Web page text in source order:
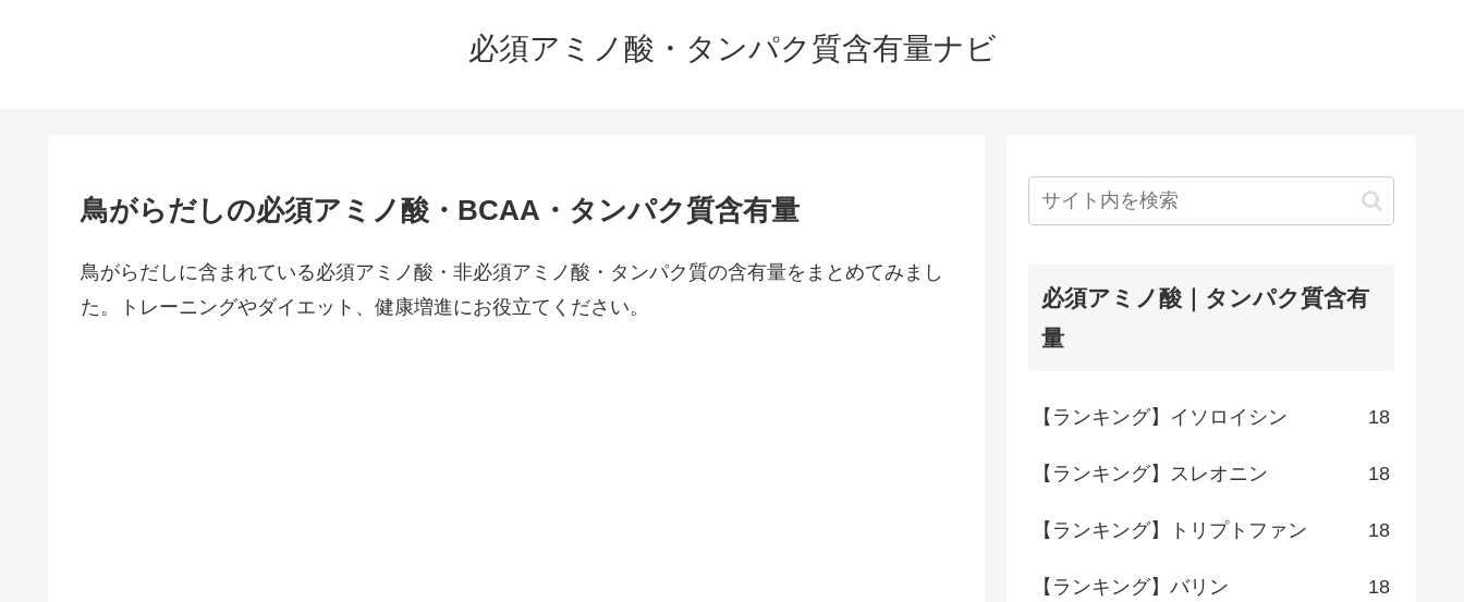
必須アミノ酸・タンパク質含有量ナビ
鳥がらだしの必須アミノ酸・BCAA・タンパク質含有量
鳥がらだしに含まれている必須アミノ酸・非必須アミノ酸・タンパク質の含有量をまとめてみまし
た。トレーニングやダイエット、健康増進にお役立てください。
必須アミノ酸｜タンパク質含有
量
【ランキング】イソロイシン 18
【ランキング】スレオニン 18
【ランキング】トリプトファン 18
【ランキング】バリン 18